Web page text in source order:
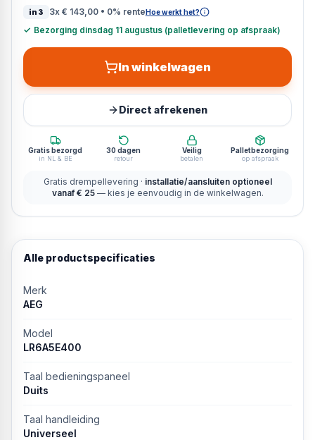
in3 3x € 143,00• 0% renteHoe werkt het?
✓ Bezorging dinsdag 11 augustus (palletlevering op afspraak)
In winkelwagen
Direct afrekenen
Gratis bezorgd
in NL & BE
30 dagen
retour
Veilig
betalen
Palletbezorging
op afspraak
Gratis drempellevering · installatie/aansluiten optioneel
vanaf € 25 — kies je eenvoudig in de winkelwagen.
Alle productspecificaties
Merk
AEG
Model
LR6A5E400
Taal bedieningspaneel
Duits
Taal handleiding
Universeel